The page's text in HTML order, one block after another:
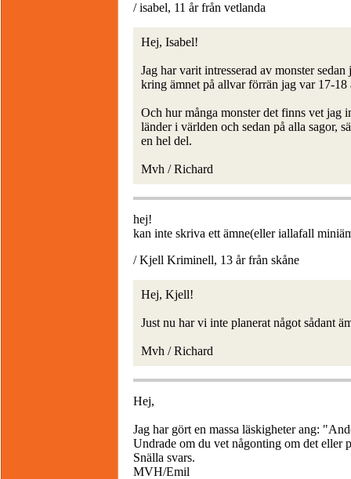
/ isabel, 11 år från vetlanda
Hej, Isabel!
Jag har varit intresserad av monster
kring ämnet på allvar förrän jag var 17-18
Och hur många monster det finns vet jag
länder i världen och sedan på alla sagor,
en hel del.
Mvh / Richard
hej!
kan inte skriva ett ämne(eller iallafall
/ Kjell Kriminell, 13 år från skåne
Hej, Kjell!
Just nu har vi inte planerat något sådant
Mvh / Richard
Hej,
Jag har gört en massa läskigheter ang:
Undrade om du vet någonting om det eller
Snälla svars.
MVH/Emil